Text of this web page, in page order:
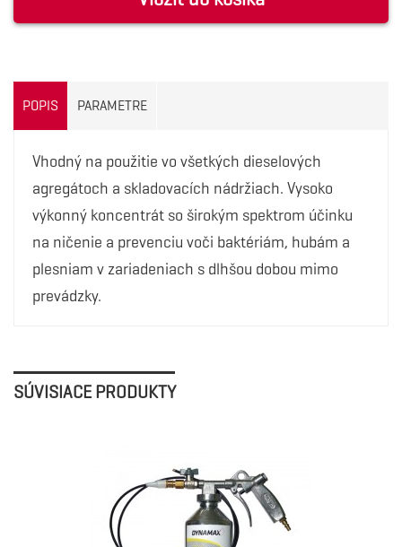
POPIS PARAMETRE
Vhodný na použitie vo všetkých dieselových
agregátoch a skladovacích nádržiach. Vysoko
výkonný koncentrát so širokým spektrom účinku
na ničenie a prevenciu voči baktériám, hubám a
plesniam v zariadeniach s dlhšou dobou mimo
prevádzky.
SÚVISIACE PRODUKTY